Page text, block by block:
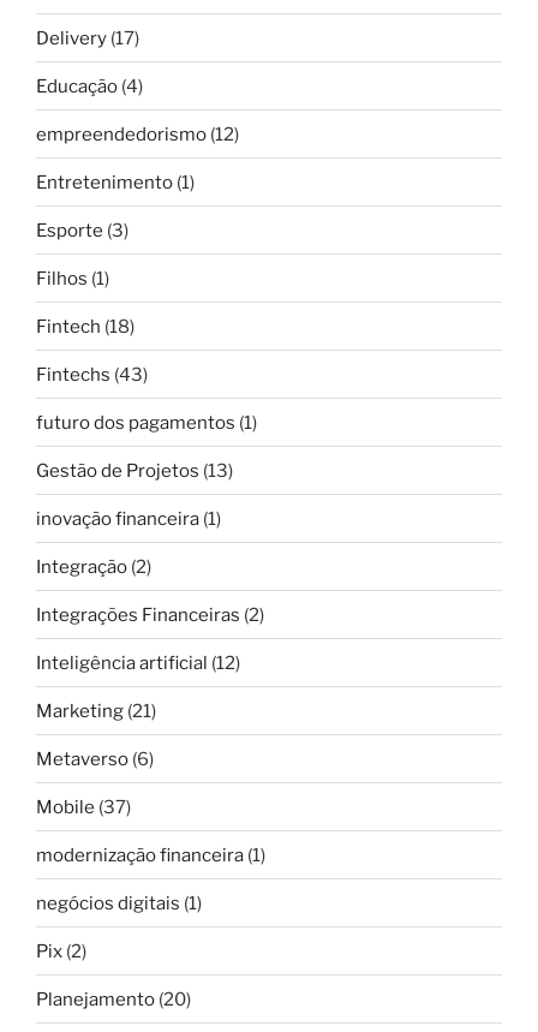
Delivery (17)
Educação (4)
empreendedorismo (12)
Entretenimento (1)
Esporte (3)
Filhos (1)
Fintech (18)
Fintechs (43)
futuro dos pagamentos (1)
Gestão de Projetos (13)
inovação financeira (1)
Integração (2)
Integrações Financeiras (2)
Inteligência artificial (12)
Marketing (21)
Metaverso (6)
Mobile (37)
modernização financeira (1)
negócios digitais (1)
Pix (2)
Planejamento (20)